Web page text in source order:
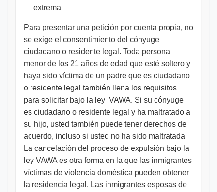
extrema.
Para presentar una petición por cuenta propia, no
se exige el consentimiento del cónyuge
ciudadano o residente legal. Toda persona
menor de los 21 años de edad que esté soltero y
haya sido víctima de un padre que es ciudadano
o residente legal también llena los requisitos
para solicitar bajo la ley VAWA. Si su cónyuge
es ciudadano o residente legal y ha maltratado a
su hijo, usted también puede tener derechos de
acuerdo, incluso si usted no ha sido maltratada.
La cancelación del proceso de expulsión bajo la
ley VAWA es otra forma en la que las inmigrantes
víctimas de violencia doméstica pueden obtener
la residencia legal. Las inmigrantes esposas de